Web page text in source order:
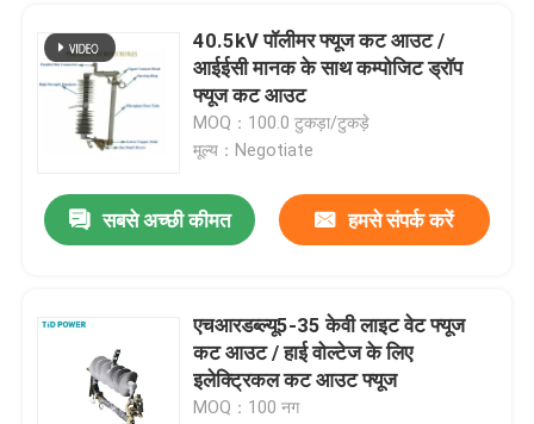
40.5kV पॉलीमर फ्यूज कट आउट /
आईईसी मानक के साथ कम्पोजिट ड्रॉप
फ्यूज कट आउट
MOQ：100.0 टुकड़ा/टुकड़े
मूल्य：Negotiate
सबसे अच्छी कीमत हमसे संपर्क करें
एचआरडब्ल्यू5-35 केवी लाइट वेट फ्यूज
कट आउट / हाई वोल्टेज के लिए
इलेक्ट्रिकल कट आउट फ्यूज
MOQ：100 नग